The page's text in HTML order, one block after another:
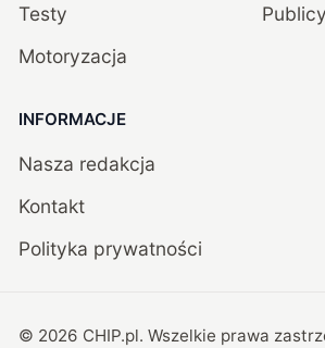
Testy
Motoryzacja
INFORMACJE
Nasza redakcja
Kontakt
Polityka prywatności
© 2026 CHIP.pl. Wszelkie prawa